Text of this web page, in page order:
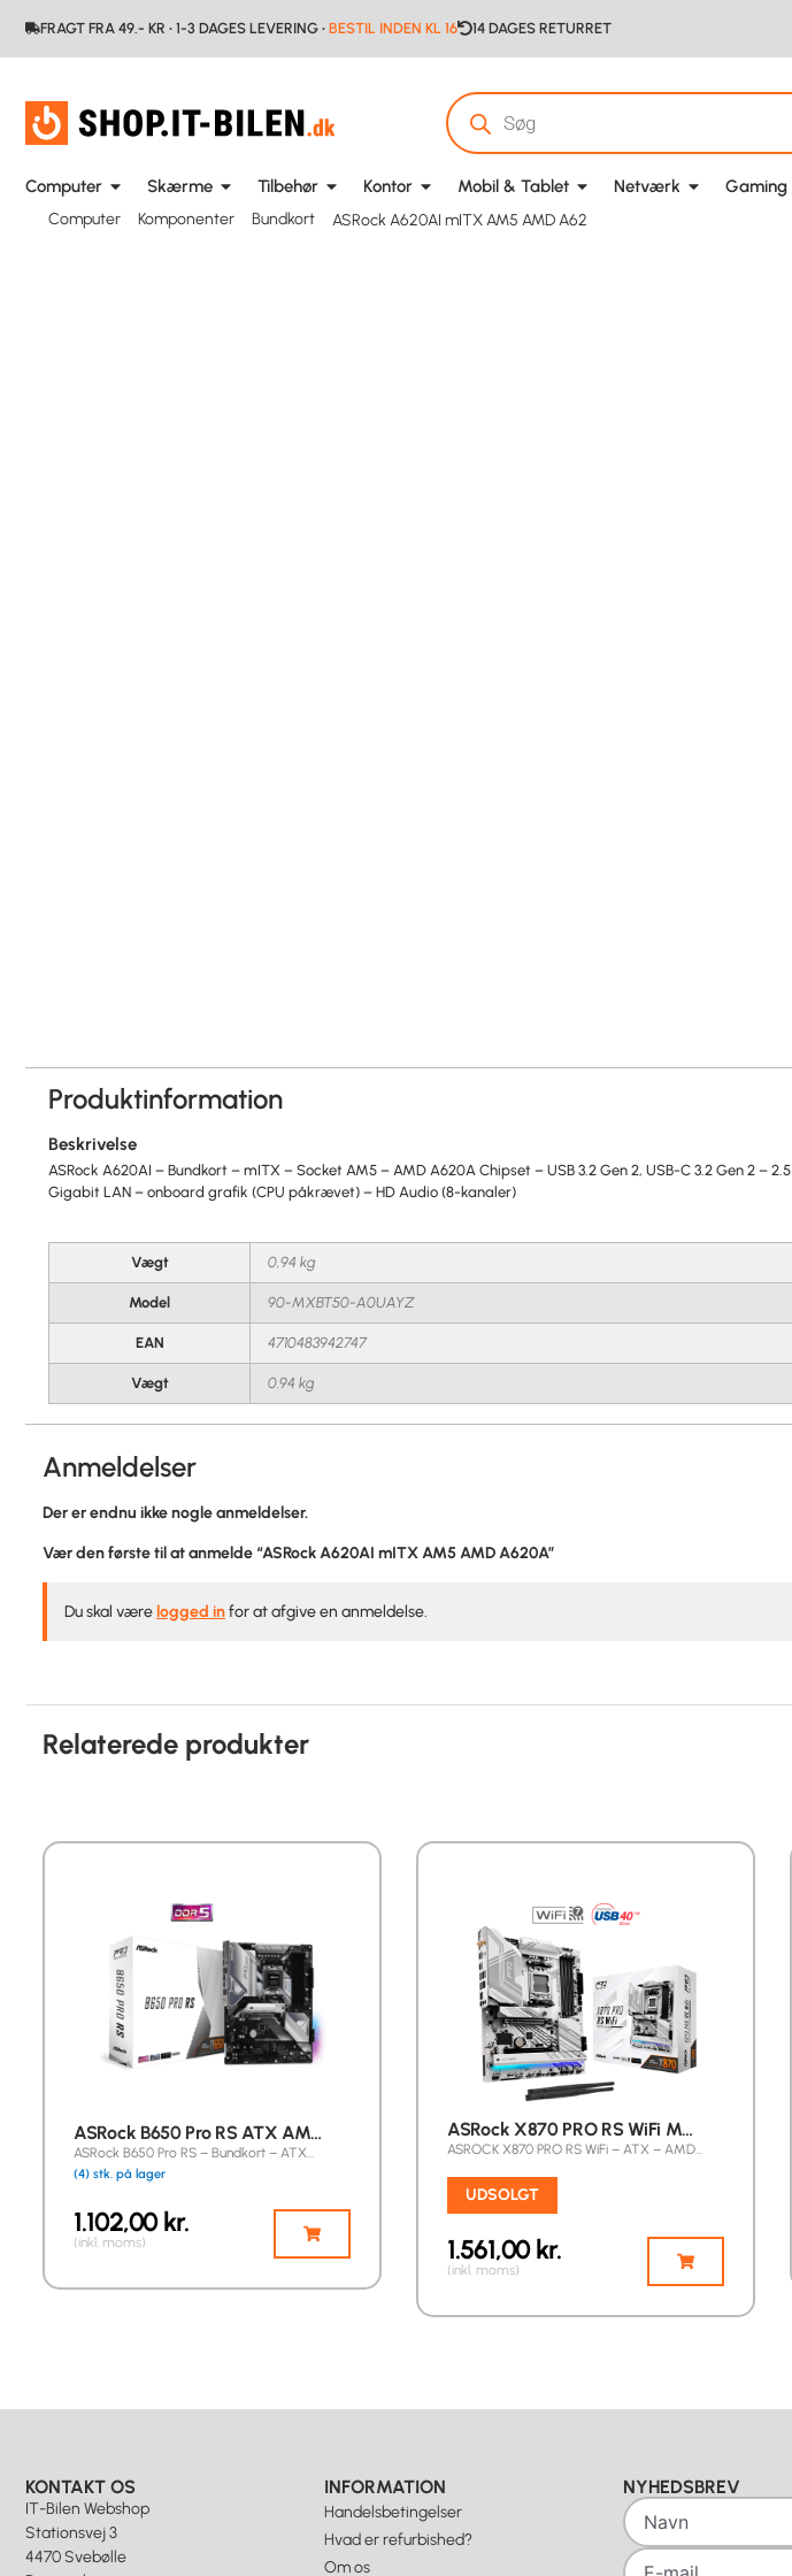
FRAGT FRA 49.- KR • 1-3 DAGES LEVERING • BESTIL INDEN KL 16 14 DAGES RETURRET
Computer Skærme Tilbehør Kontor Mobil & Tablet Netværk Gaming
Computer Komponenter Bundkort ASRock A620AI mITX AM5 AMD A62
Produktinformation
Beskrivelse
ASRock A620AI – Bundkort – mITX – Socket AM5 – AMD A620A Chipset – USB 3.2 Gen 2, USB-C 3.2 Gen 2 – 2.5
Gigabit LAN – onboard grafik (CPU påkrævet) – HD Audio (8-kanaler)
Vægt 0,94 kg
Model 90-MXBT50-A0UAYZ
EAN 4710483942747
Vægt 0.94 kg
Anmeldelser
Der er endnu ikke nogle anmeldelser.
Vær den første til at anmelde “ASRock A620AI mITX AM5 AMD A620A”
Du skal være logged infor at afgive en anmeldelse.
Relaterede produkter
ASRock B650 Pro RS ATX AM…
ASRock B650 Pro RS – Bundkort – ATX…
(4) stk. på lager
1.102,00kr.
(inkl. moms)
ASRock X870 PRO RS WiFi M…
ASROCK X870 PRO RS WiFi – ATX – AMD…
UDSOLGT
1.561,00kr.
(inkl. moms)
KONTAKT OS
IT-Bilen Webshop
Stationsvej 3
4470 Svebølle
INFORMATION
Handelsbetingelser
Hvad er refurbished?
Om os
NYHEDSBREV